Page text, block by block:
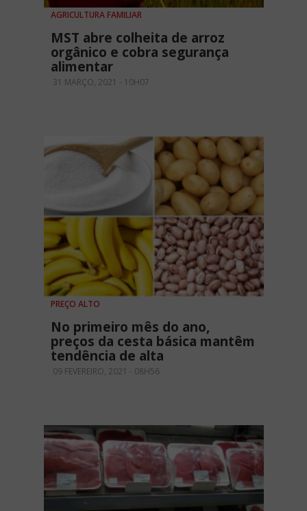
AGRICULTURA FAMILIAR
MST abre colheita de arroz
orgânico e cobra segurança
alimentar
31 MARÇO, 2021 - 10H07
PREÇO ALTO
No primeiro mês do ano,
preços da cesta básica mantêm
tendência de alta
09 FEVEREIRO, 2021 - 08H56